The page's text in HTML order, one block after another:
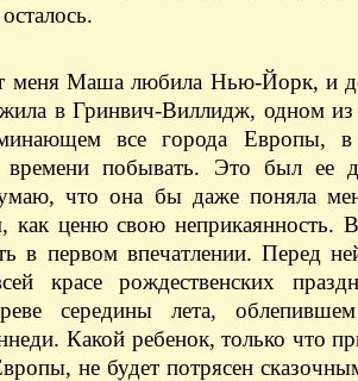
меня Маша любила Нью-Йорк, и
в Гринвич-Виллидж, одном
все города Европы,
времени побывать. Это был ее
что она бы даже поняла
как ценю свою неприкаянность.
в первом впечатлении. Перед
красе рождественских
середины лета,
Какой ребенок, только что
не будет потрясен